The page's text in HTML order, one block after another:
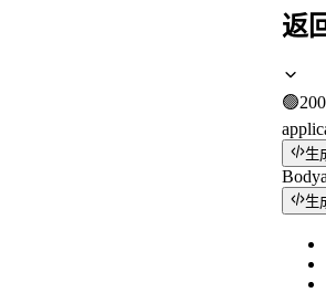
返
🟢200
生
Body
生